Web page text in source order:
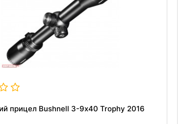
прицел Bushnell 3-9х40 Trophy 2016